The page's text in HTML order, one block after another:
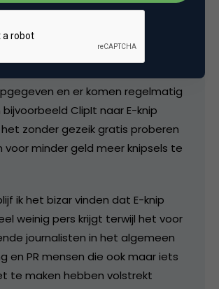
elke nacht weer inmiddels
met techniek die kwa
mij bekend nog steeds
en er komen regelmatig
ClipIt naar E-knip
het zonder gezeik gratis proberen
voor minder geld meer knipsels te
ik het bizar vinden dat E-knip
weinig pers krijgt terwijl het voor
journalisten in het algemeen
en PR mensen die ook maar iets
te maken hebben volstrekt